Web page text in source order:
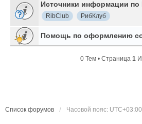
Источники информации по
RibClub РибКлуб
Помощь по оформлению
0 Тем • Страница 1
Список форумов Часовой пояс: UTC+03:00